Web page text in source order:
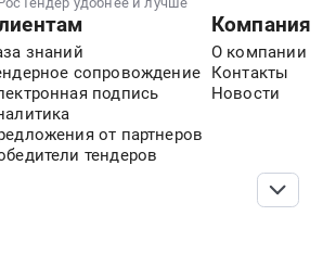
знаний
сопровождение
подпись
от партнеров
тендеров
Компания
О компании
Контакты
Новости